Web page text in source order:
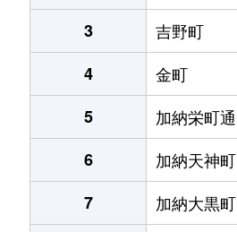
3
吉野町
4
金町
5
加納栄町通
6
加納天神町
7
加納大黒町